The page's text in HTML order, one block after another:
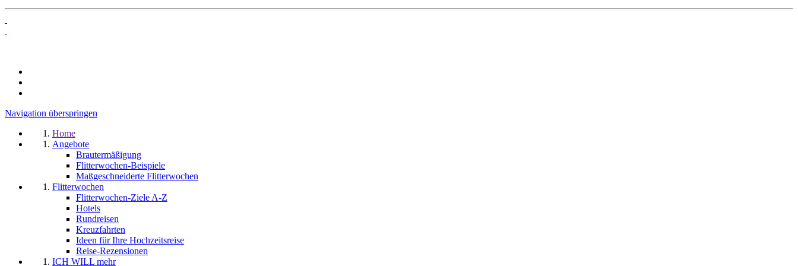
Navigation überspringen
Home
Angebote
Brautermäßigung
Flitterwochen-Beispiele
Maßgeschneiderte Flitterwochen
Flitterwochen
Flitterwochen-Ziele A-Z
Hotels
Rundreisen
Kreuzfahrten
Ideen für Ihre Hochzeitsreise
Reise-Rezensionen
ICH WILL mehr